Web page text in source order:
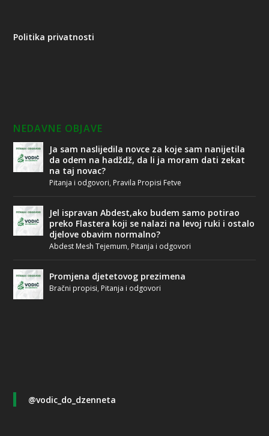
Politika privatnosti
NEDAVNE OBJAVE
Ja sam naslijedila novce za koje sam nanijetila
da odem na hadždž, da li ja moram dati zekat
na taj novac?
Pitanja i odgovori, Pravila Propisi Fetve
Jel ispravan Abdest,ako budem samo potirao
preko Flastera koji se nalazi na levoj ruki i ostalo
djelove obavim normalno?
Abdest Mesh Tejemum, Pitanja i odgovori
Promjena djetetovog prezimena
Bračni propisi, Pitanja i odgovori
@vodic_do_dzenneta